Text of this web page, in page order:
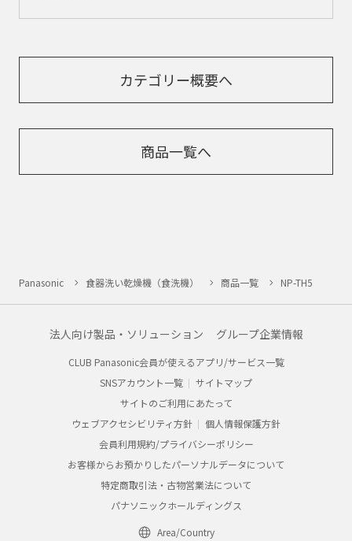
カテゴリー概要へ
商品一覧へ
Panasonic 食器洗い乾燥機（食洗機） 商品一覧 NP-TH5
法人向け製品・ソリューション グループ企業情報
CLUB Panasonic会員が使えるアプリ/サービス一覧
SNSアカウント一覧
サイトマップ
サイトのご利用にあたって
ウェブアクセシビリティ方針
個人情報保護方針
会員利用規約/プライバシーポリシー
お客様からお預かりしたパーソナルデータについて
特定商取引法・古物営業法について
パナソニックホールディングス
Area/Country